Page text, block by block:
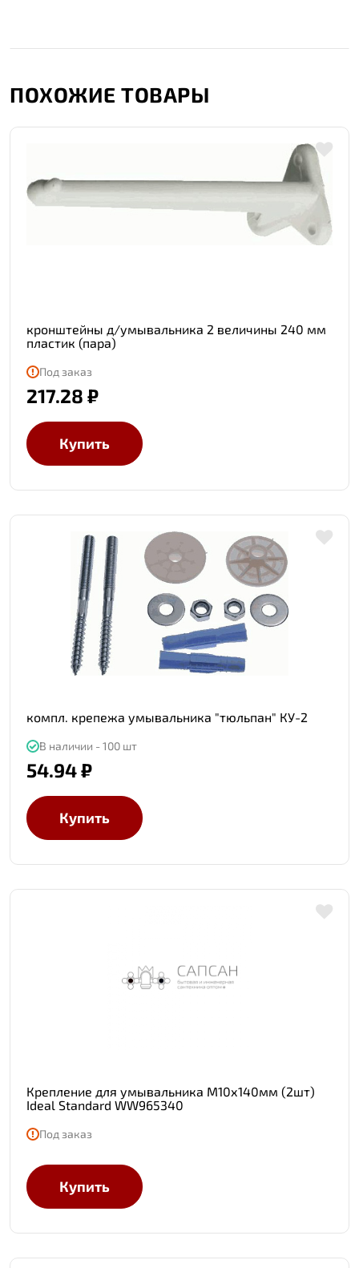
ПОХОЖИЕ ТОВАРЫ
кронштейны д/умывальника 2 величины 240 мм
пластик (пара)
Под заказ
217.28 ₽
Купить
компл. крепежа умывальника "тюльпан" КУ-2
В наличии - 100 шт
54.94 ₽
Купить
Крепление для умывальника М10х140мм (2шт)
Ideal Standard WW965340
Под заказ
Купить